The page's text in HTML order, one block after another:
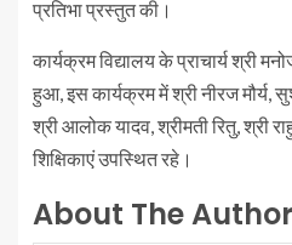
प्रतिभा प्रस्तुत की।
कार्यक्रम विद्यालय के प्राचार्य श्री
हुआ, इस कार्यक्रम में श्री नीरज मौर्य,
श्री आलोक यादव, श्रीमती रितु, श्री
शिक्षिकाएं उपस्थित रहे।
About The Author